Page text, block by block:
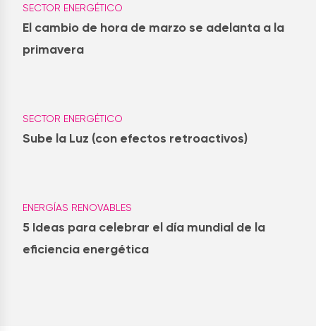
SECTOR ENERGÉTICO
El cambio de hora de marzo se adelanta a la
primavera
SECTOR ENERGÉTICO
Sube la Luz (con efectos retroactivos)
ENERGÍAS RENOVABLES
5 Ideas para celebrar el día mundial de la
eficiencia energética